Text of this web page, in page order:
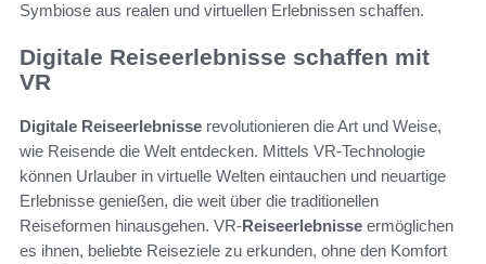
Symbiose aus realen und virtuellen Erlebnissen schaffen.
Digitale Reiseerlebnisse schaffen mit
VR
Digitale Reiseerlebnisse revolutionieren die Art und Weise,
wie Reisende die Welt entdecken. Mittels VR-Technologie
können Urlauber in virtuelle Welten eintauchen und neuartige
Erlebnisse genießen, die weit über die traditionellen
Reiseformen hinausgehen. VR-Reiseerlebnisse ermöglichen
es ihnen, beliebte Reiseziele zu erkunden, ohne den Komfort